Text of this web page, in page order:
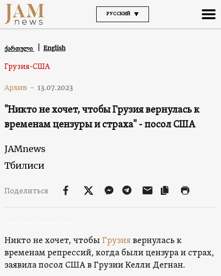
РУССКИЙ
ქართული English
Грузия-США
Архив - 13.07.2023
"Никто не хочет, чтобы Грузия вернулась к
временам цензуры и страха" - посол США
JAMnews
Тбилиси
Поделиться
Никто не хочет, чтобы Грузиявернулась к
временам репрессий, когда были цензура и страх,
заявила посол США в Грузии Келли Дегнан.